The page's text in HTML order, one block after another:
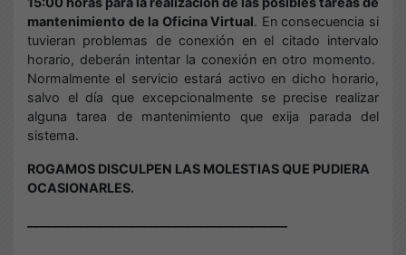
mantenimiento de la Oficina Virtual. En consecuencia si
tuvieran problemas de conexión en el citado intervalo
horario, deberán intentar la conexión en otro momento.
Normalmente el servicio estará activo en dicho horario,
salvo el día que excepcionalmente se precise realizar
alguna tarea de mantenimiento que exija parada del
sistema.
ROGAMOS DISCULPEN LAS MOLESTIAS QUE PUDIERA
OCASIONARLES.